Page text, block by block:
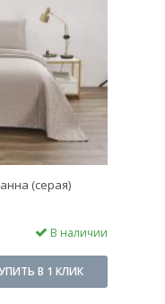
(серая)
В наличии
В 1 КЛИК